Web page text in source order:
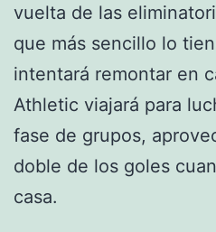
vuelta de las
que más sencillo lo
intentará remontar en
Athletic viajará para
fase de grupos,
doble de los goles
casa.